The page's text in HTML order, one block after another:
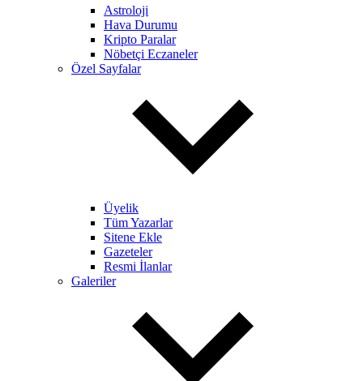
Astroloji
Hava Durumu
Kripto Paralar
Nöbetçi Eczaneler
Özel Sayfalar
Üyelik
Tüm Yazarlar
Sitene Ekle
Gazeteler
Resmi İlanlar
Galeriler